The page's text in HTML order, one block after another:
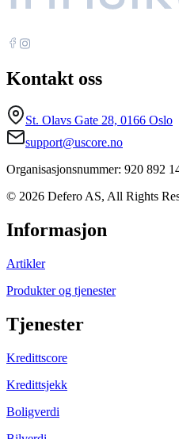
Kontakt oss
St. Olavs Gate 28, 0166 Oslo
support@uscore.no
Organisasjonsnummer: 920 892
© 2026 Defero AS, All Rights
Informasjon
Artikler
Produkter og tjenester
Tjenester
Kredittscore
Kredittsjekk
Boligverdi